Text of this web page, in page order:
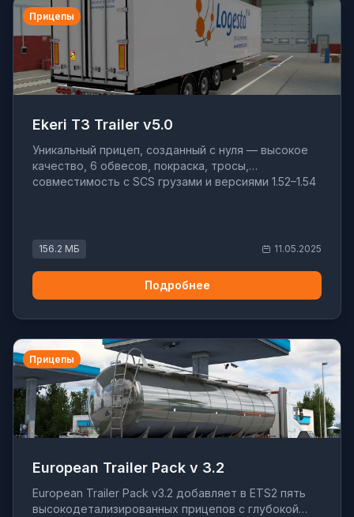
Прицепы
Ekeri T3 Trailer v5.0
Уникальный прицеп, созданный с нуля — высокое
качество, 6 обвесов, покраска, тросы,
совместимость с SCS грузами и версиями 1.52–1.54
156.2 МБ 11.05.2025
Подробнее
Прицепы
European Trailer Pack v 3.2
European Trailer Pack v3.2 добавляет в ETS2 пять
высокодетализированных прицепов с глубокой